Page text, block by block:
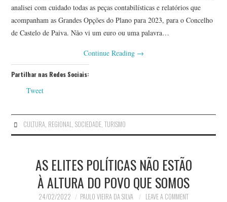
analisei com cuidado todas as peças contabilísticas e relatórios que
acompanham as Grandes Opções do Plano para 2023, para o Concelho
de Castelo de Paiva. Não vi um euro ou uma palavra…
Continue Reading →
Partilhar nas Redes Sociais:
Tweet
CULTURA, REGIONAL, SOCIEDADE, TURISMO
AS ELITES POLÍTICAS NÃO ESTÃO
À ALTURA DO POVO QUE SOMOS
24/02/2022 PAULO VIEIRA DA SILVA LEAVE A COMMENT